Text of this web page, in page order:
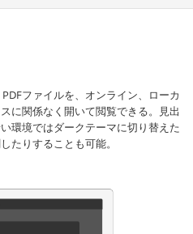
ファイルを、オンライン、ローカ
に関係なく開いて閲覧できる。見出
環境ではダークテーマに切り替えた
たりすることも可能。